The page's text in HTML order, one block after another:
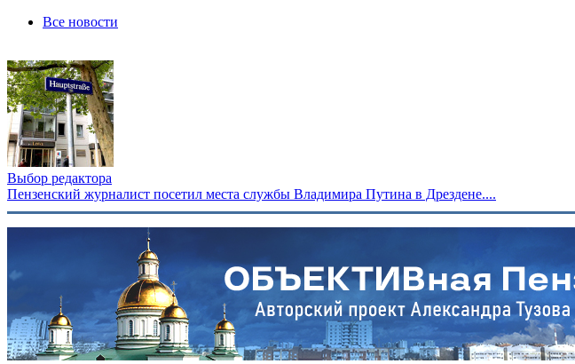
Все новости
Выбор редактора
Пензенский журналист посетил места службы Владимира Путина в Дрездене....